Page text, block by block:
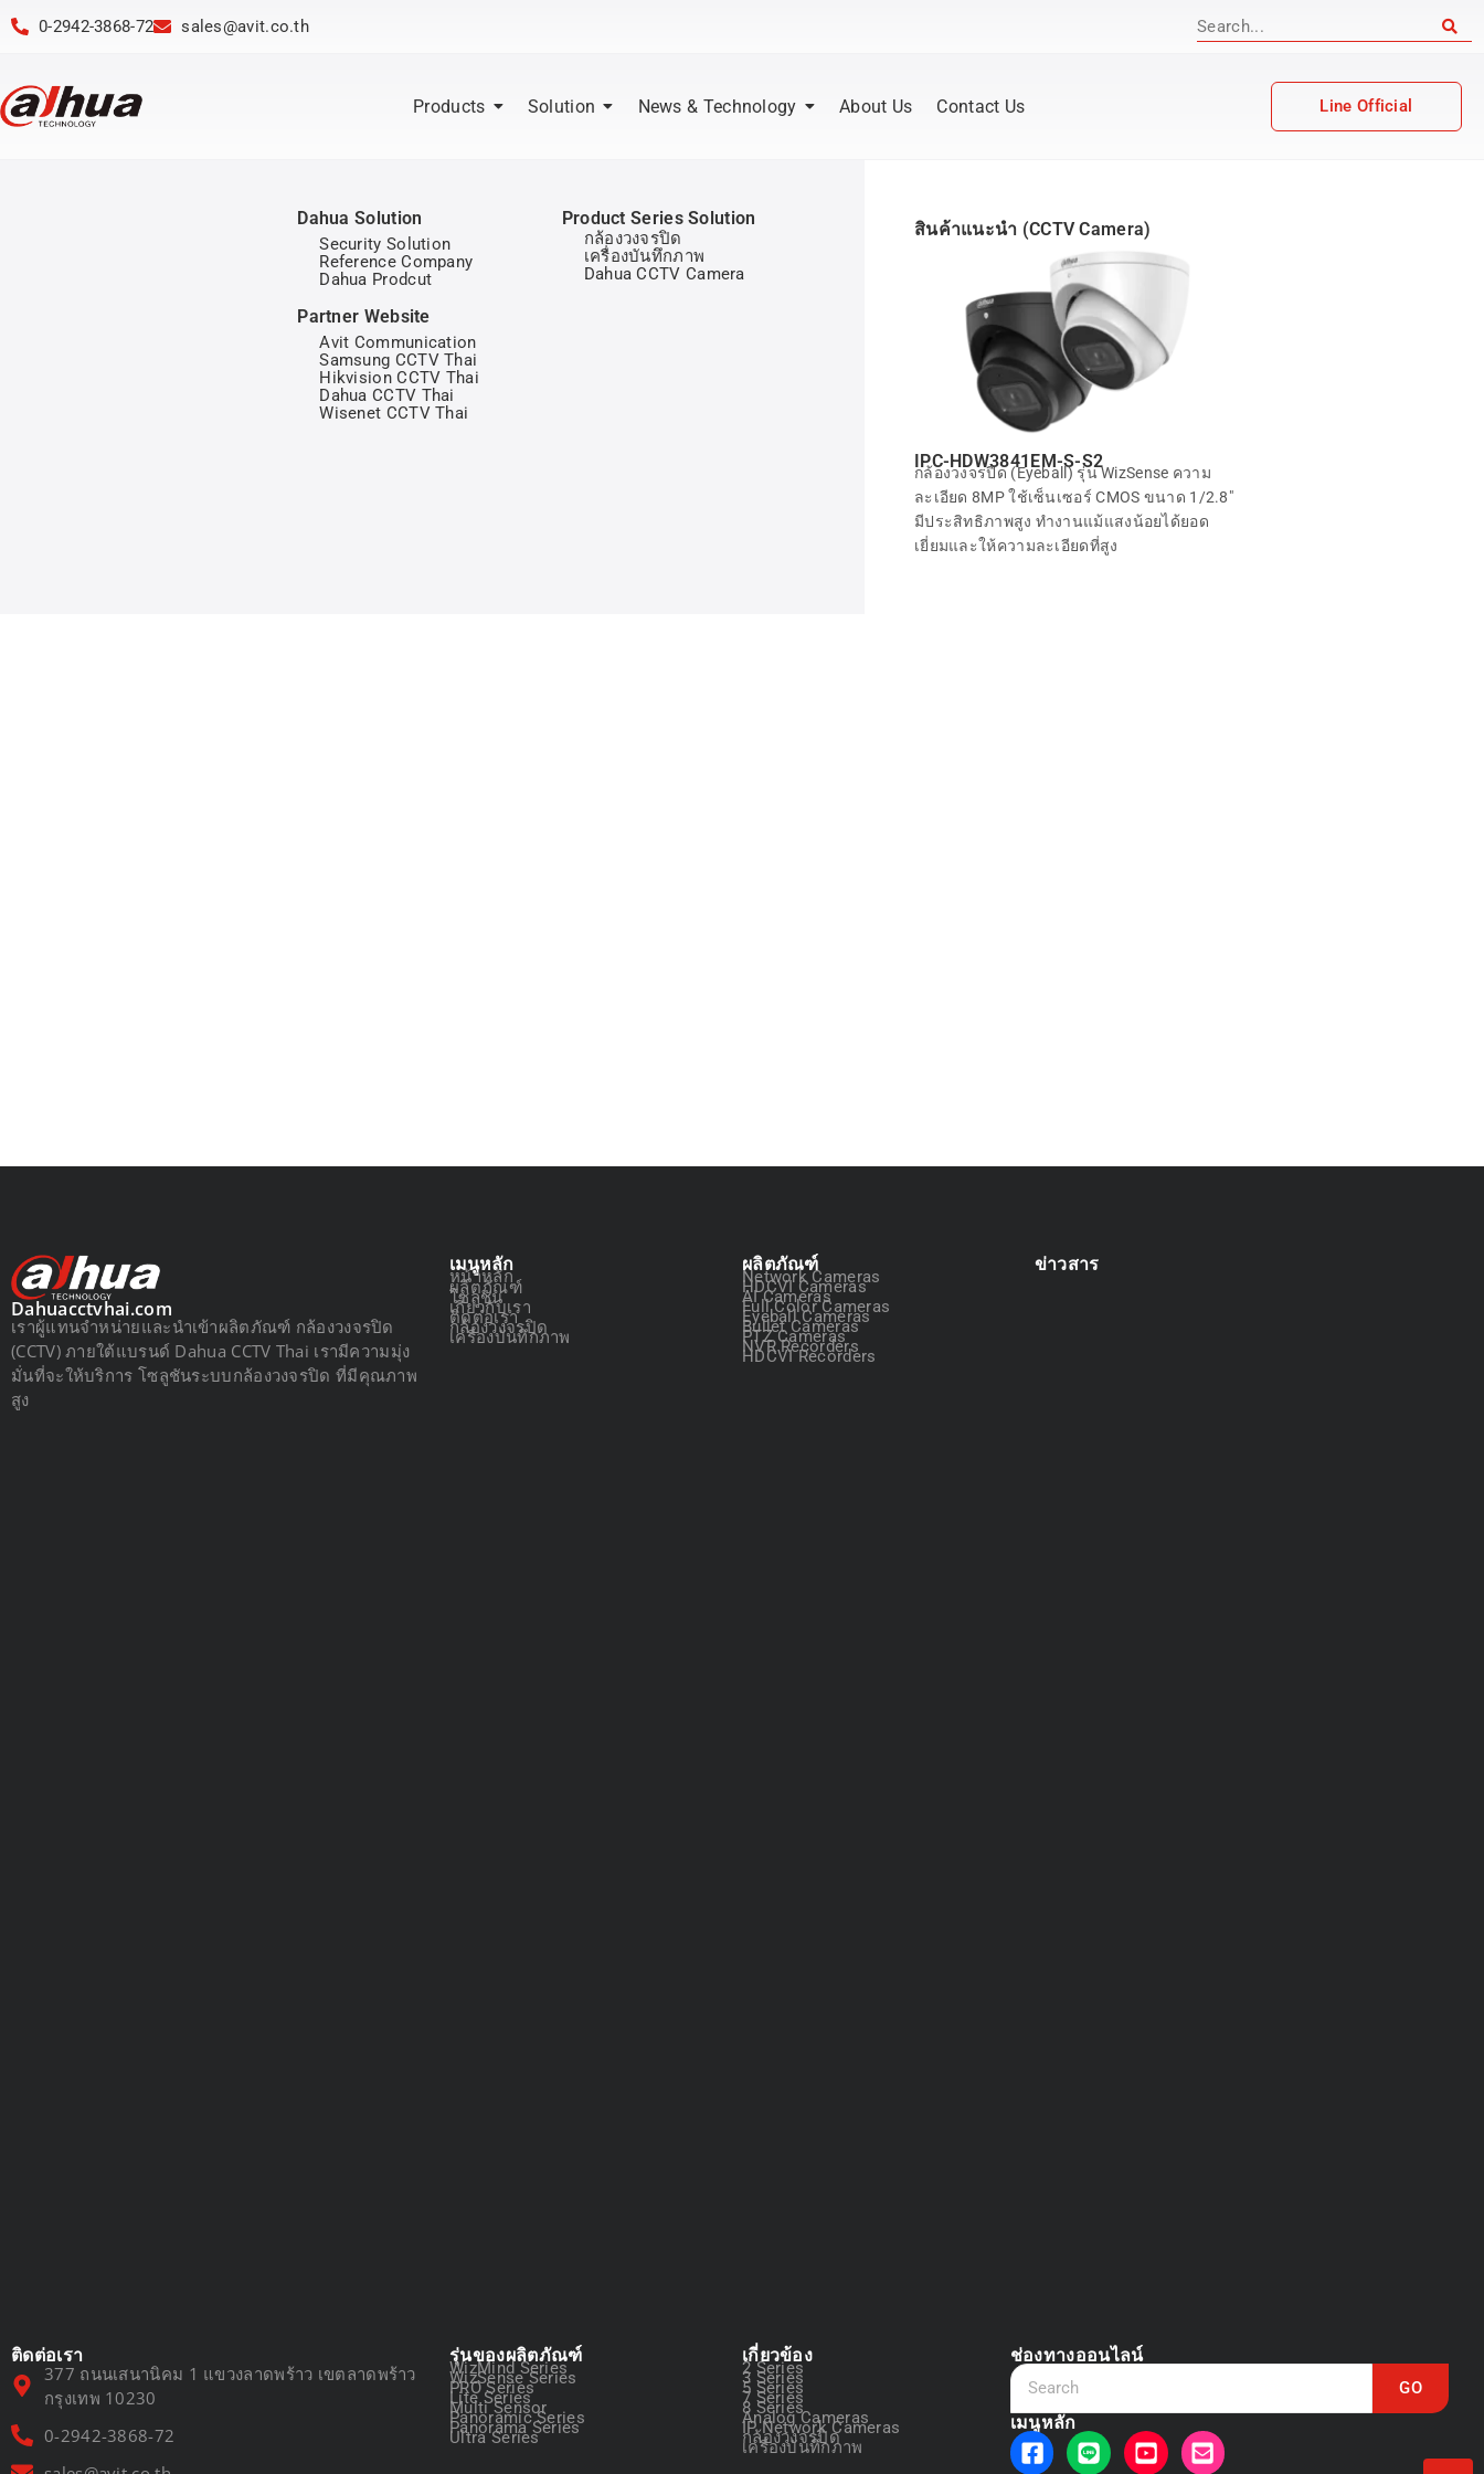
0-2942-3868-72 sales@avit.co.th
Products Solution News & Technology About Us Contact Us Line Official
Product Series Solution
กล้องวงจรปิด
เครื่องบันทึกภาพ
Dahua CCTV Camera
Dahua Solution
Security Solution
Reference Company
Dahua Prodcut
Partner Website
Avit Communication
Samsung CCTV Thai
Hikvision CCTV Thai
Dahua CCTV Thai
Wisenet CCTV Thai
สินค้าแนะนำ (CCTV Camera)
IPC-HDW3841EM-S-S2
กล้องวงจรปิด (Eyeball) รุ่น WizSense ความ
ละเอียด 8MP ใช้เซ็นเซอร์ CMOS ขนาด 1/2.8″
มีประสิทธิภาพสูง ทำงานแม้แสงน้อยได้ยอด
เยี่ยมและให้ความละเอียดที่สูง
Dahuacctvhai.com
เราผู้แทนจำหน่ายและนำเข้าผลิตภัณฑ์ กล้องวงจรปิด
(CCTV) ภายใต้แบรนด์ Dahua CCTV Thai เรามีความมุ่ง
มั่นที่จะให้บริการ โซลูชันระบบกล้องวงจรปิด ที่มีคุณภาพ
สูง
เมนูหลัก
หน้าหลัก
ผลิตภัณฑ์
โซลูชัน
เกี่ยวกับเรา
ติดต่อเรา
กล้องวงจรปิด
เครื่องบันทึกภาพ
ผลิตภัณฑ์
Network Cameras
HDCVI Cameras
AI Cameras
Full Color Cameras
Eyeball Cameras
Bullet Cameras
PTZ Cameras
NVR Recorders
HDCVI Recorders
ข่าวสาร
ติดต่อเรา
377 ถนนเสนานิคม 1 แขวงลาดพร้าว เขตลาดพร้าว
กรุงเทพ 10230
0-2942-3868-72
รุ่นของผลิตภัณฑ์
WizMind Series
WizSense Series
PRO Series
Lite Series
Multi Sensor
Panoramic Series
Panorama Series
Ultra Series
เกี่ยวข้อง
2 Series
3 Series
5 Series
7 Series
8 Series
Analog Cameras
IP Network Cameras
กล้องวงจรปิด
เครื่องบันทึกภาพ
ช่องทางออนไลน์
GO
เมนูหลัก